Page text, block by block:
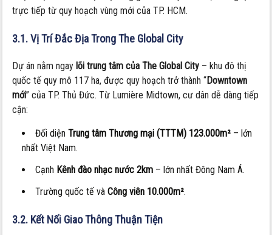
trực tiếp từ quy hoạch vùng mới của TP. HCM.
3.1. Vị Trí Đắc Địa Trong The Global City
Dự án nằm ngay lõi trung tâm của The Global City – khu đô thị
quốc tế quy mô 117 ha, được quy hoạch trở thành “Downtown
mới” của TP. Thủ Đức. Từ Lumière Midtown, cư dân dễ dàng tiếp
cận:
Đối diệnTrung tâm Thương mại (TTTM) 123.000m² – lớn
nhất Việt Nam.
Cạnh Kênh đào nhạc nước 2km – lớn nhất Đông Nam Á.
Trường quốc tế vàCông viên 10.000m².
3.2. Kết Nối Giao Thông Thuận Tiện